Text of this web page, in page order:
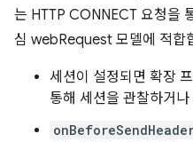
는 HTTP CONNECT 요청을
심 webRequest 모델에 적합
세션이 설정되면 확장
통해 세션을 관찰하거